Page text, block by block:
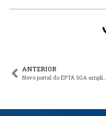
ANTERIOR
Novo portal do ÈPTÁ SGA amplia acompanhamento da operação e gestão de combustível